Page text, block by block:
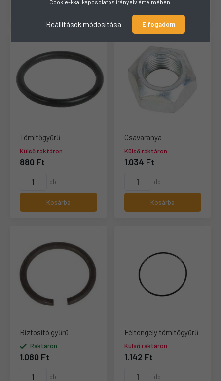
Tömítőgyűrű
Külső raktáron
880 Ft
db
Kosárba
Csavaranya
Külső raktáron
1.034 Ft
db
Kosárba
Biztosító gyűrű
Raktáron
1.080 Ft
db
Féltengely tömítőgyűrű
Külső raktáron
1.142 Ft
db
Cookie-kkal kapcsolatos irányelv értelmében.
Beállítások módosítása Elfogadom